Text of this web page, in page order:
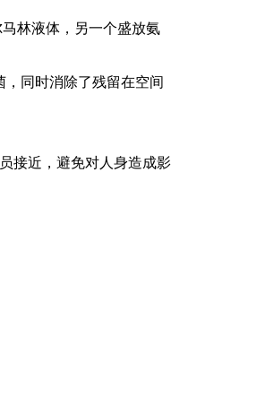
林液体，另一个盛放氨
同时消除了残留在空间
接近，避免对人身造成影